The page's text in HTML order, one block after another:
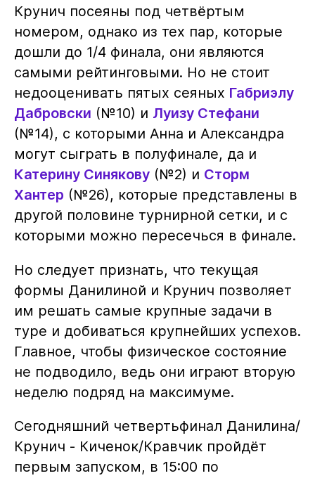
Крунич посеяны под четвёртым
номером, однако из тех пар, которые
дошли до 1/4 финала, они являются
самыми рейтинговыми. Но не стоит
недооценивать пятых сеяных Габриэлу
Дабровски (№10) и Луизу Стефани
(№14), с которыми Анна и Александра
могут сыграть в полуфинале, да и
Катерину Синякову(№2) и Сторм
Хантер (№26), которые представлены в
другой половине турнирной сетки, и с
которыми можно пересечься в финале.
Но следует признать, что текущая
формы Данилиной и Крунич позволяет
им решать самые крупные задачи в
туре и добиваться крупнейших успехов.
Главное, чтобы физическое состояние
не подводило, ведь они играют вторую
неделю подряд на максимуме.
Сегодняшний четвертьфинал Данилина/
Крунич - Киченок/Кравчик пройдёт
первым запуском, в 15:00 по